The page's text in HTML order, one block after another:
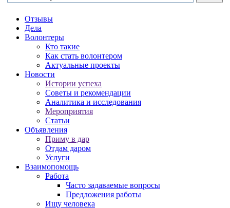
Отзывы
Дела
Волонтеры
Кто такие
Как стать волонтером
Актуальные проекты
Новости
Истории успеха
Советы и рекомендации
Аналитика и исследования
Мероприятия
Статьи
Объявления
Приму в дар
Отдам даром
Услуги
Взаимопомощь
Работа
Часто задаваемые вопросы
Предложения работы
Ищу человека